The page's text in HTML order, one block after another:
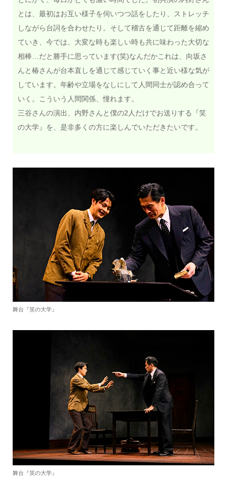
とは、最初はお互い様子を伺いつつ話をしたり、ストレッチ
しながら台詞を合わせたり。そして稽古を通じて距離を縮め
ていき、今では、大変な時も楽しい時も共に味わった大切な
相棒…だと勝手に思っています(笑)なんだかこれは、向坂さ
んと椿さんが台本直しを通じて感じていく事と近い様な気が
しています。年齢や立場をなしにして人間同士が認め合って
いく。こういう人間関係、憧れます。
三谷さんの演出、内野さんと僕の2人だけでお送りする『笑
の大学』を、是非多くの方に楽しんでいただきたいです。
舞台『笑の大学』
舞台『笑の大学』